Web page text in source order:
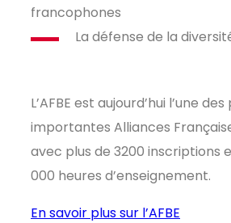
francophones
La défense de la
L’AFBE est aujourd’hui l’une des
importantes Alliances
avec plus de 3200 inscriptions
000 heures d’enseignement.
En savoir plus sur l’AFBE